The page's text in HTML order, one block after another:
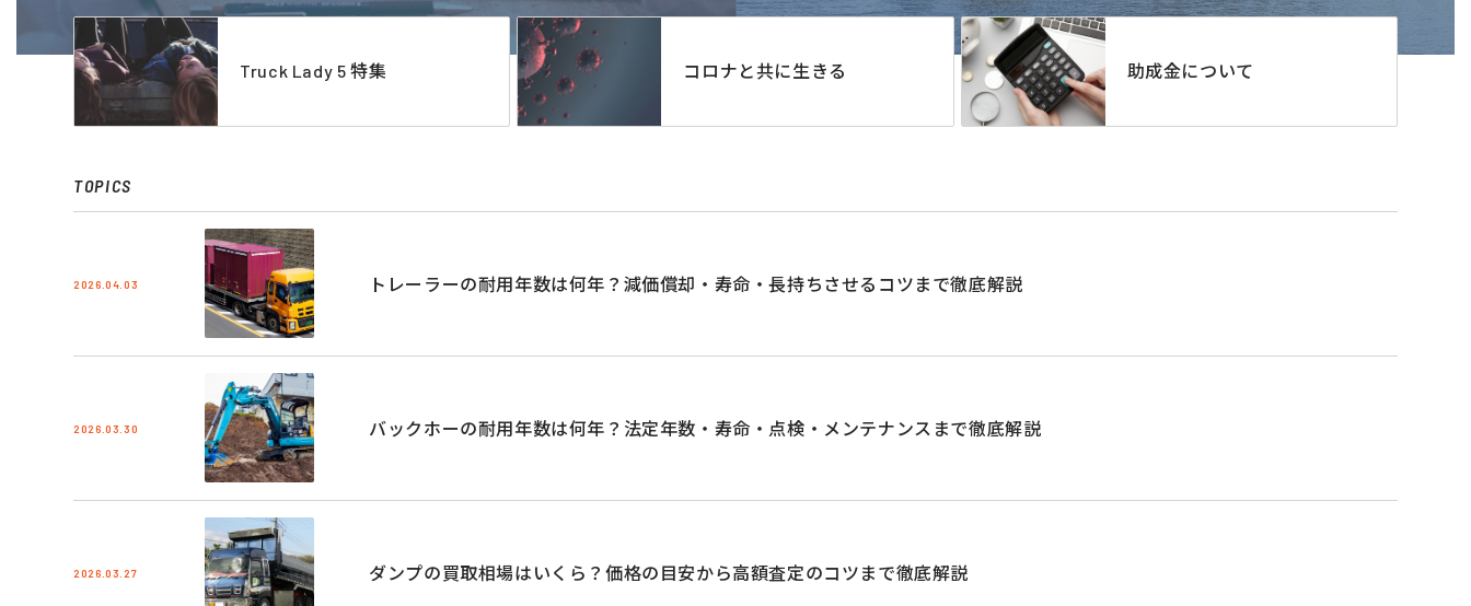
Truck Lady 5 特集 コロナと共に生きる 助成金について
TOPICS
2026.04.03 トレーラーの耐用年数は何年？減価償却・寿命・長持ちさせるコツまで徹底解説
2026.03.30 バックホーの耐用年数は何年？法定年数・寿命・点検・メンテナンスまで徹底解説
2026.03.27 ダンプの買取相場はいくら？価格の目安から高額査定のコツまで徹底解説